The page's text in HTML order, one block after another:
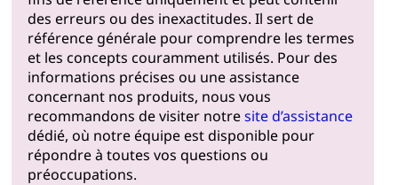
des erreurs ou des inexactitudes. Il sert de
référence générale pour comprendre les termes
et les concepts couramment utilisés. Pour des
informations précises ou une assistance
concernant nos produits, nous vous
recommandons de visiter notresite d’assistance
dédié, où notre équipe est disponible pour
répondre à toutes vos questions ou
préoccupations.